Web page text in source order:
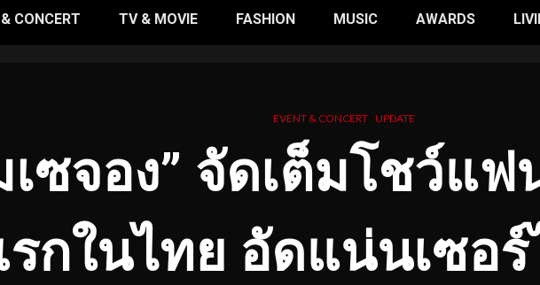
CONCERT TV & MOVIE FASHION MUSIC AWARDS
EVENT & CONCERT UPDATE
เซจอง” จัดเต็มโชว์แ
กในไทย อัดแน่นเซอ